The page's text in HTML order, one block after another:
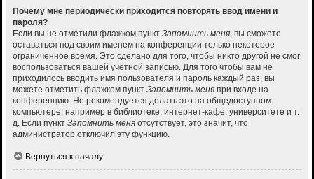
Почему мне периодически приходится повторять ввод имени и
пароля?
Если вы не отметили флажком пункт Запомнить меня, вы сможете
оставаться под своим именем на конференции только некоторое
ограниченное время. Это сделано для того, чтобы никто другой не смог
воспользоваться вашей учётной записью. Для того чтобы вам не
приходилось вводить имя пользователя и пароль каждый раз, вы
можете отметить флажком пункт Запомнить меня при входе на
конференцию. Не рекомендуется делать это на общедоступном
компьютере, например в библиотеке, интернет-кафе, университете и т.
д. Если пункт Запомнить меня отсутствует, это значит, что
администратор отключил эту функцию.
Вернуться к началу